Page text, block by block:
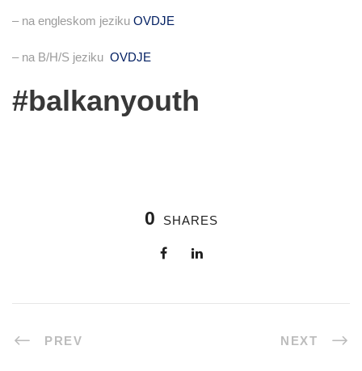
– na engleskom jeziku OVDJE
– na B/H/S jeziku OVDJE
#balkanyouth
0 SHARES
PREV NEXT